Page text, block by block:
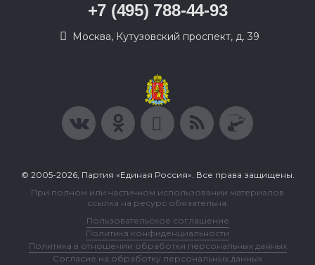
+7 (495) 788-44-93
Москва, Кутузовский проспект, д. 39
© 2005-2026, Партия «Единая Россия». Все права защищены.
При полном или частичном использовании материалов
ссылка на ресурс обязательна.
Пользовательское соглашение
Политика конфиденциальности
Политика в отношении обработки персональных данных
Согласие на обработку персональных данных